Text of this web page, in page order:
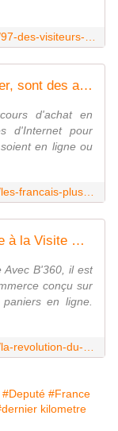
Les Français plus connectés que hier, sont des adeptes d'Internet pour effectuer ou préparer leurs achats, qu'ils soient en ligne ou en magasin physique - OOKAWA Corp.
d'achat en
d'Internet pour
en ligne ou
La Révolution du E-commerce grâce à la Visite Virtuelle et le Web-to-store par B'360 - OOKAWA Corp.
Avec B'360, il est
conçu sur
en ligne.
#Deputé #France
kilometre